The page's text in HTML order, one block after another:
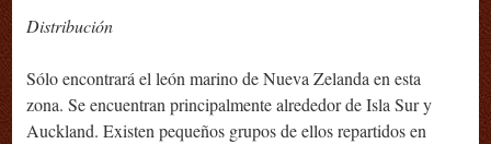
Distribución
Sólo encontrará el león marino de Nueva Zelanda en esta
zona. Se encuentran principalmente alrededor de Isla Sur y
Auckland. Existen pequeños grupos de ellos repartidos en